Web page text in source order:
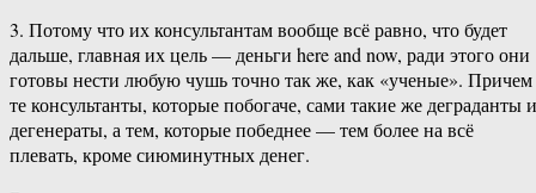
3. Потому что их консультантам вообще всё равно, что будет
дальше, главная их цель — деньги here and now, ради этого они
готовы нести любую чушь точно так же, как «ученые». Причем
те консультанты, которые побогаче, сами такие же деграданты и
дегенераты, а тем, которые победнее — тем более на всё
плевать, кроме сиюминутных денег.